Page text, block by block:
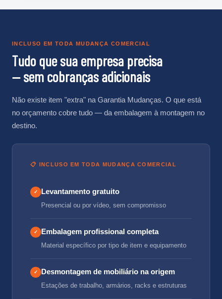
INCLUSO EM TODA MUDANÇA COMERCIAL
Tudo que sua empresa precisa
— sem cobranças adicionais
Não existe item "extra" na Garantia Mudanças. O que está
no orçamento cobre tudo — da embalagem à montagem no
destino.
📋 INCLUSO EM TODA MUDANÇA COMERCIAL
✓ Levantamento gratuito
Presencial ou por vídeo, sem compromisso
✓ Embalagem profissional completa
Material específico por tipo de item e equipamento
✓ Desmontagem de mobiliário na origem
Estações de trabalho, armários, racks e estruturas